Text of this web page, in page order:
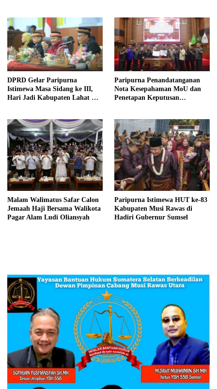
DPRD Gelar Paripurna
Istimewa Masa Sidang ke III,
Hari Jadi Kabupaten Lahat Ke-
Paripurna Penandatanganan
Nota Kesepahaman MoU dan
Penetapan Keputusan
Malam Walimatus Safar Calon
Jemaah Haji Bersama Walikota
Pagar Alam Ludi Oliansyah
Paripurna Istimewa HUT ke-83
Kabupaten Musi Rawas di
Hadiri Gubernur Sumsel